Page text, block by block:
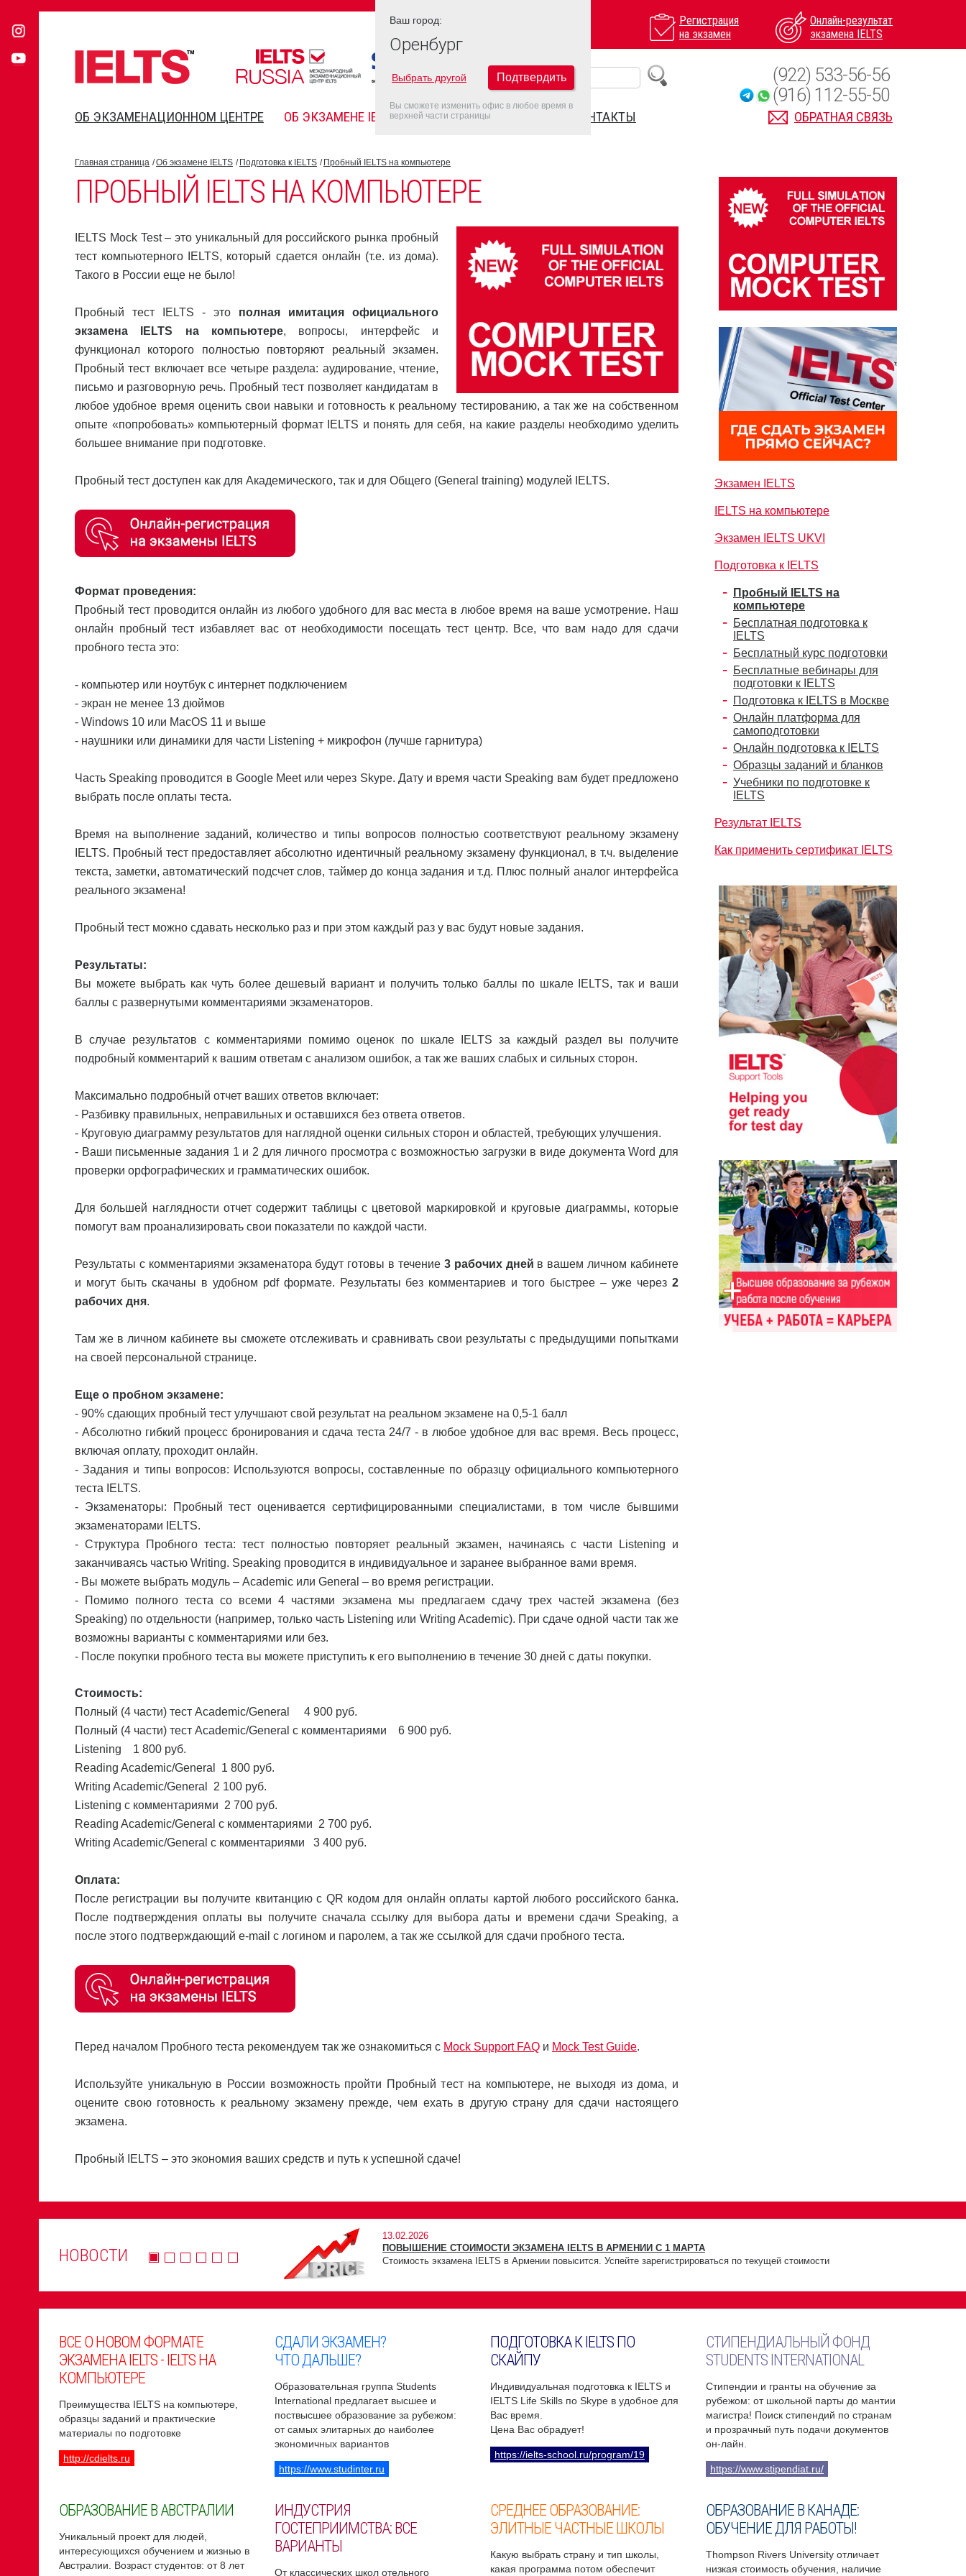
Регистрация
на экзамен
Онлайн-результат
экзамена IELTS
ОБ ЭКЗАМЕНАЦИОННОМ ЦЕНТРЕ ОБ ЭКЗАМЕНЕ IELTS FAQ ДАТЫ IELTS 2022 КОНТАКТЫ ОБРАТНАЯ СВЯЗЬ
(922) 533-56-56
(916) 112-55-50
Главная страница Об экзамене IELTS Подготовка к IELTS Пробный IELTS на компьютере
ПРОБНЫЙ IELTS НА КОМПЬЮТЕРЕ
IELTS Mock Test – это уникальный для российского рынка пробный
тест компьютерного IELTS, который сдается онлайн (т.е. из дома).
Такого в России еще не было!
Пробный тест IELTS - это полная имитация официального
экзамена IELTS на компьютере, вопросы, интерфейс и
функционал которого полностью повторяют реальный экзамен.
Пробный тест включает все четыре раздела: аудирование, чтение,
письмо и разговорную речь. Пробный тест позволяет кандидатам в
любое удобное время оценить свои навыки и готовность к реальному тестированию, а так же на собственном
опыте «попробовать» компьютерный формат IELTS и понять для себя, на какие разделы необходимо уделить
большее внимание при подготовке.
Пробный тест доступен как для Академического, так и для Общего (General training) модулей IELTS.
Формат проведения:
Пробный тест проводится онлайн из любого удобного для вас места в любое время на ваше усмотрение. Наш
онлайн пробный тест избавляет вас от необходимости посещать тест центр. Все, что вам надо для сдачи
пробного теста это:
- компьютер или ноутбук с интернет подключением
- экран не менее 13 дюймов
- Windows 10 или MacOS 11 и выше
- наушники или динамики для части Listening + микрофон (лучше гарнитура)
Часть Speaking проводится в Google Meet или через Skype. Дату и время части Speaking вам будет предложено
выбрать после оплаты теста.
Время на выполнение заданий, количество и типы вопросов полностью соответствуют реальному экзамену
IELTS. Пробный тест предоставляет абсолютно идентичный реальному экзамену функционал, в т.ч. выделение
текста, заметки, автоматический подсчет слов, таймер до конца задания и т.д. Плюс полный аналог интерфейса
реального экзамена!
Пробный тест можно сдавать несколько раз и при этом каждый раз у вас будут новые задания.
Результаты:
Вы можете выбрать как чуть более дешевый вариант и получить только баллы по шкале IELTS, так и ваши
баллы с развернутыми комментариями экзаменаторов.
В случае результатов с комментариями помимо оценок по шкале IELTS за каждый раздел вы получите
подробный комментарий к вашим ответам с анализом ошибок, а так же ваших слабых и сильных сторон.
Максимально подробный отчет ваших ответов включает:
- Разбивку правильных, неправильных и оставшихся без ответа ответов.
- Круговую диаграмму результатов для наглядной оценки сильных сторон и областей, требующих улучшения.
- Ваши письменные задания 1 и 2 для личного просмотра с возможностью загрузки в виде документа Word для
проверки орфографических и грамматических ошибок.
Для большей наглядности отчет содержит таблицы с цветовой маркировкой и круговые диаграммы, которые
помогут вам проанализировать свои показатели по каждой части.
Результаты с комментариями экзаменатора будут готовы в течение 3 рабочих дней в вашем личном кабинете
и могут быть скачаны в удобном pdf формате. Результаты без комментариев и того быстрее – уже через 2
рабочих дня.
Там же в личном кабинете вы сможете отслеживать и сравнивать свои результаты с предыдущими попытками
на своей персональной странице.
Еще о пробном экзамене:
- 90% сдающих пробный тест улучшают свой результат на реальном экзамене на 0,5-1 балл
- Абсолютно гибкий процесс бронирования и сдача теста 24/7 - в любое удобное для вас время. Весь процесс,
включая оплату, проходит онлайн.
- Задания и типы вопросов: Используются вопросы, составленные по образцу официального компьютерного
теста IELTS.
- Экзаменаторы: Пробный тест оценивается сертифицированными специалистами, в том числе бывшими
экзаменаторами IELTS.
- Структура Пробного теста: тест полностью повторяет реальный экзамен, начинаясь с части Listening и
заканчиваясь частью Writing. Speaking проводится в индивидуальное и заранее выбранное вами время.
- Вы можете выбрать модуль – Academic или General – во время регистрации.
- Помимо полного теста со всеми 4 частями экзамена мы предлагаем сдачу трех частей экзамена (без
Speaking) по отдельности (например, только часть Listening или Writing Academic). При сдаче одной части так же
возможны варианты с комментариями или без.
- После покупки пробного теста вы можете приступить к его выполнению в течение 30 дней с даты покупки.
Стоимость:
Полный (4 части) тест Academic/General 4 900 руб.
Полный (4 части) тест Academic/General с комментариями 6 900 руб.
Listening 1 800 руб.
Reading Academic/General 1 800 руб.
Writing Academic/General 2 100 руб.
Listening с комментариями 2 700 руб.
Reading Academic/General с комментариями 2 700 руб.
Writing Academic/General с комментариями 3 400 руб.
Оплата:
После регистрации вы получите квитанцию с QR кодом для онлайн оплаты картой любого российского банка.
После подтверждения оплаты вы получите сначала ссылку для выбора даты и времени сдачи Speaking, а
после этого подтверждающий e-mail с логином и паролем, а так же ссылкой для сдачи пробного теста.
Перед началом Пробного теста рекомендуем так же ознакомиться с Mock Support FAQ и Mock Test Guide.
Используйте уникальную в России возможность пройти Пробный тест на компьютере, не выходя из дома, и
оцените свою готовность к реальному экзамену прежде, чем ехать в другую страну для сдачи настоящего
экзамена.
Пробный IELTS – это экономия ваших средств и путь к успешной сдаче!
Экзамен IELTS
IELTS на компьютере
Экзамен IELTS UKVI
Подготовка к IELTS
Пробный IELTS на
компьютере
Бесплатная подготовка к
IELTS
Бесплатный курс подготовки
Бесплатные вебинары для
подготовки к IELTS
Подготовка к IELTS в Москве
Онлайн платформа для
самоподготовки
Онлайн подготовка к IELTS
Образцы заданий и бланков
Учебники по подготовке к
IELTS
Результат IELTS
Как применить сертификат IELTS
НОВОСТИ
13.02.2026
ПОВЫШЕНИЕ СТОИМОСТИ ЭКЗАМЕНА IELTS В АРМЕНИИ С 1 МАРТА
Стоимость экзамена IELTS в Армении повысится. Успейте зарегистрироваться по текущей стоимости
ВСЕ О НОВОМ ФОРМАТЕ
ЭКЗАМЕНА IELTS - IELTS НА
КОМПЬЮТЕРЕ
Преимущества IELTS на компьютере,
образцы заданий и практические
материалы по подготовке
http://cdielts.ru
СДАЛИ ЭКЗАМЕН?
ЧТО ДАЛЬШЕ?
Образовательная группа Students
International предлагает высшее и
поствысшее образование за рубежом:
от самых элитарных до наиболее
экономичных вариантов
https://www.studinter.ru
ПОДГОТОВКА К IELTS ПО
СКАЙПУ
Индивидуальная подготовка к IELTS и
IELTS Life Skills по Skype в удобное для
Вас время.
Цена Вас обрадует!
https://ielts-school.ru/program/19
СТИПЕНДИАЛЬНЫЙ ФОНД
STUDENTS INTERNATIONAL
Стипендии и гранты на обучение за
рубежом: от школьной парты до мантии
магистра! Поиск стипендий по странам
и прозрачный путь подачи документов
он-лайн.
https://www.stipendiat.ru/
ОБРАЗОВАНИЕ В АВСТРАЛИИ
Уникальный проект для людей,
интересующихся обучением и жизнью в
Австралии. Возраст студентов: от 8 лет
ИНДУСТРИЯ
ГОСТЕПРИИМСТВА: ВСЕ
ВАРИАНТЫ
От классических школ отельного
СРЕДНЕЕ ОБРАЗОВАНИЕ:
ЭЛИТНЫЕ ЧАСТНЫЕ ШКОЛЫ
Какую выбрать страну и тип школы,
какая программа потом обеспечит
ОБРАЗОВАНИЕ В КАНАДЕ:
ОБУЧЕНИЕ ДЛЯ РАБОТЫ!
Thompson Rivers University отличает
низкая стоимость обучения, наличие
Ваш город:
Оренбург
Выбрать другой Подтвердить
Вы сможете изменить офис в любое время в
верхней части страницы